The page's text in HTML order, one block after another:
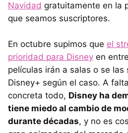
Navidad gratuitamente en la
que seamos suscriptores.
En octubre supimos que el
prioridad para Disney en
películas irán a salas o se
Disney+ según el caso. A
concreta todo, Disney ha
tiene miedo al cambio de
durante décadas, y no es